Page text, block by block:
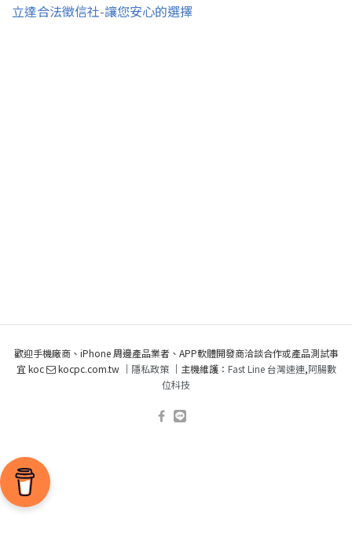
立達合法徵信社-讓您安心的選擇
歡迎手機廠商、iPhone 周邊產品業者、APP軟體開發商洽談合作或產品測試事
宜 koc
kocpc.com.tw ｜ 隱私政策｜主機維護： Fast Line 台灣速連,阿腸數
位科技